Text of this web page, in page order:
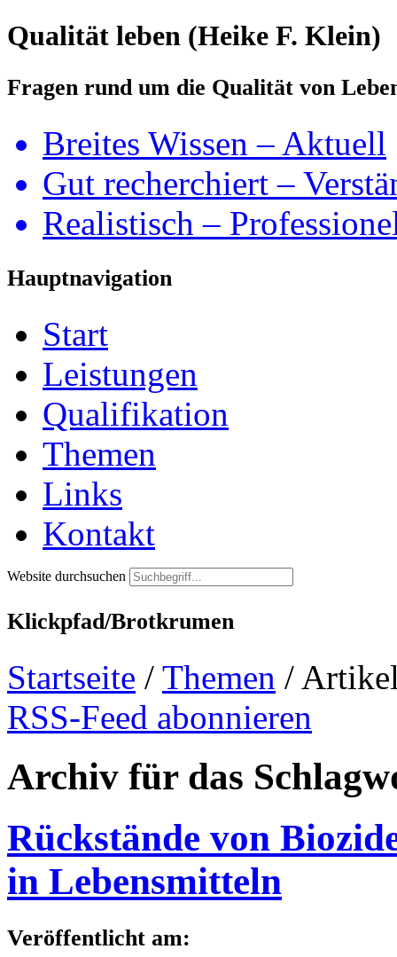
Qualität leben (Heike F. Klein)
Fragen rund um die Qualität von
Breites Wissen – Aktuell
Gut recherchiert –
Realistisch –
Hauptnavigation
Start
Leistungen
Qualifikation
Themen
Links
Kontakt
Website durchsuchen
Klickpfad/Brotkrumen
Startseite / Themen /
RSS-Feed abonnieren
Archiv für das
Rückstände von
in Lebensmitteln
Veröffentlicht am: